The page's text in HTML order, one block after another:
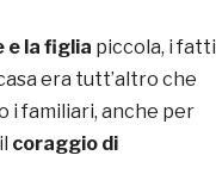
la figlia piccola, i fatti
era tutt’altro che
i familiari, anche per
coraggio di